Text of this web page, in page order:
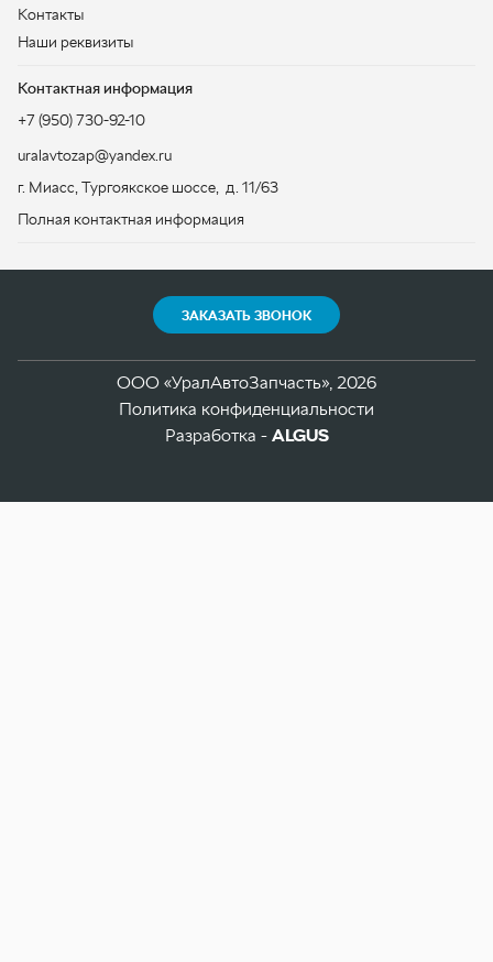
г. Миасс, Тургоякское шоссе, д. 11/63
Полная контактная информация
Политика конфиденциальности